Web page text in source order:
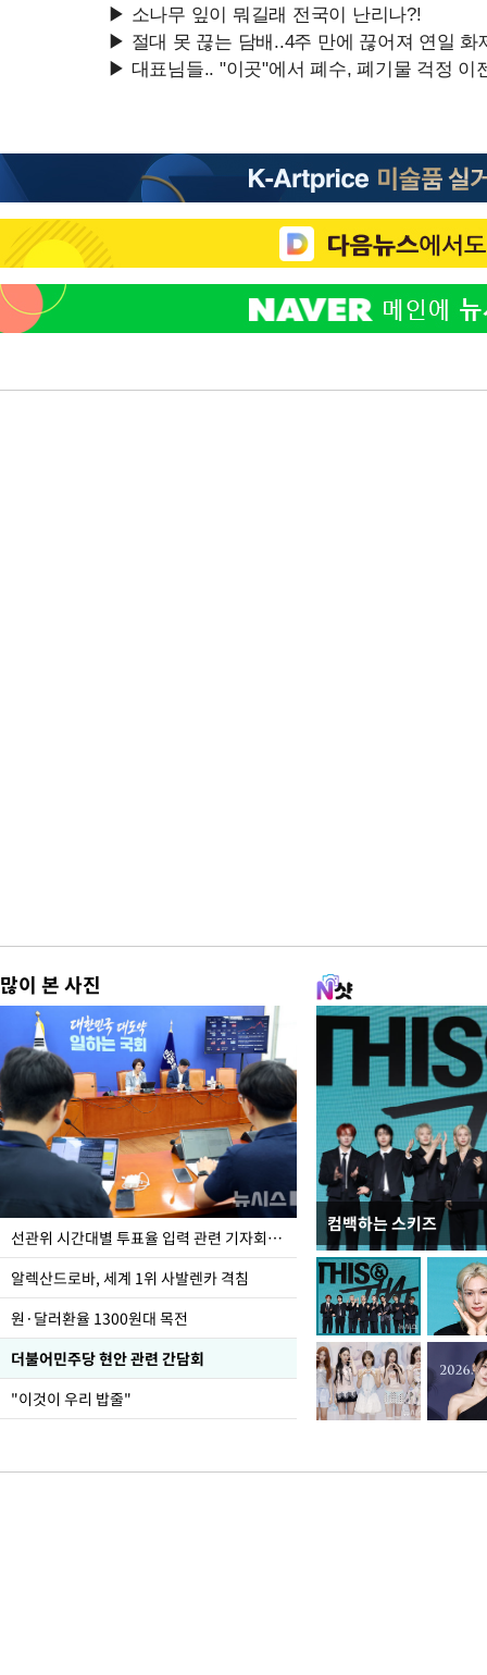
많이 본 사진
선관위 시간대별 투표율 입력 관련 기자회견하는 주진우 의원
알렉산드로바, 세계 1위 사발렌카 격침
원·달러환율 1300원대 목전
더불어민주당 현안 관련 간담회
"이것이 우리 밥줄"
컴백하는 스키즈
주유소 기름값 12주